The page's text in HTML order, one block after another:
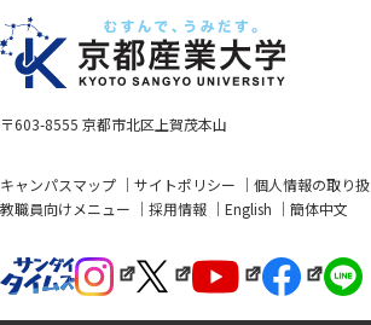
〒603-8555 京都市北区上賀茂本山
キャンパスマップ サイトポリシー
個人情報の取り
教職員向けメニュー
採用情報 English 簡体中文